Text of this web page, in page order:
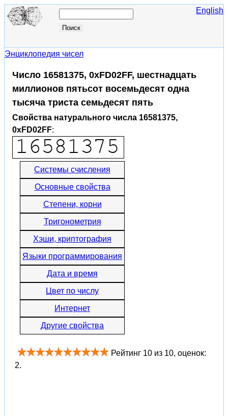
English
Энциклопедия чисел
Число 16581375, 0xFD02FF, шестнадцать
миллионов пятьсот восемьдесят одна
тысяча триста семьдесят пять
Свойства натурального числа 16581375,
0xFD02FF:
Системы счисления
Основные свойства
Степени, корни
Тригонометрия
Хэши, криптография
Языки программирования
Дата и время
Цвет по числу
Интернет
Другие свойства
Рейтинг 10 из 10, оценок:
2.